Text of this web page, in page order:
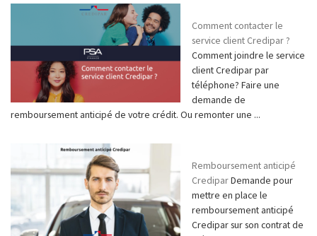
Comment contacter le
service client Credipar ?
Comment joindre le service
client Credipar par
téléphone? Faire une
demande de
remboursement anticipé de votre crédit. Ou remonter une ...
Remboursement anticipé
CrediparDemande pour
mettre en place le
remboursement anticipé
Credipar sur son contrat de